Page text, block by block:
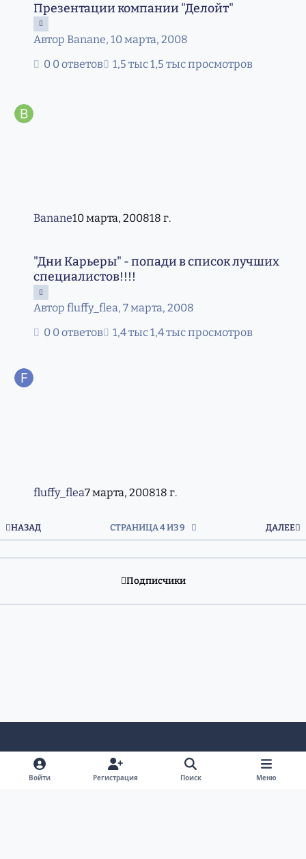
Презентации компании "Делойт"
Автор Banane, 10 марта, 2008
0 ответов
1,5 тыс просмотров
Banane10 марта, 200818 г.
"Дни Карьеры" - попади в список лучших
специалистов!!!!
Автор fluffy_flea, 7 марта, 2008
0 ответов
1,4 тыс просмотров
fluffy_flea7 марта, 200818 г.
ПЕРВАЯ СТРАНИЦА
НАЗАД ДАЛЕЕ
СТРАНИЦА 4 ИЗ 9
Подписчики
Светлый режим
Темный режим
Системные предпочтения
v
Войти Регистрация Поиск Меню